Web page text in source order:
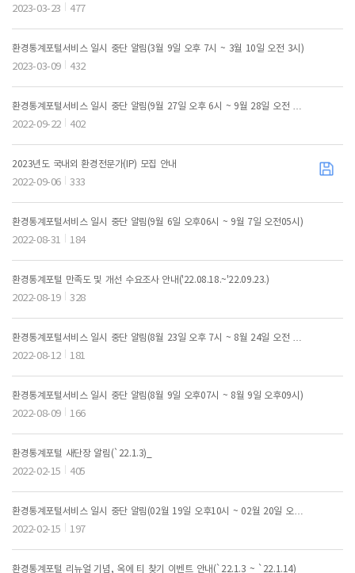
시)
2023-03-23 477
환경통계포털서비스 일시 중단 알림(3월 9일 오후 7시 ~ 3월 10일 오전 3시)
2023-03-09 432
환경통계포털서비스 일시 중단 알림(9월 27일 오후 6시 ~ 9월 28일 오전 4
시)
2022-09-22 402
2023년도 국내외 환경전문가(IP) 모집 안내
2022-09-06 333
환경통계포털서비스 일시 중단 알림(9월 6일 오후06시 ~ 9월 7일 오전05시)
2022-08-31 184
환경통계포털 만족도 및 개선 수요조사 안내('22.08.18.~'22.09.23.)
2022-08-19 328
환경통계포털서비스 일시 중단 알림(8월 23일 오후 7시 ~ 8월 24일 오전 3
시)
2022-08-12 181
환경통계포털서비스 일시 중단 알림(8월 9일 오후07시 ~ 8월 9일 오후09시)
2022-08-09 166
환경통계포털 새단장 알림(`22.1.3)_
2022-02-15 405
환경통계포털서비스 일시 중단 알림(02월 19일 오후10시 ~ 02월 20일 오전
5시)
2022-02-15 197
환경통계포털 리뉴얼 기념, 옥에 티 찾기 이벤트 안내(`22.1.3 ~ `22.1.14)